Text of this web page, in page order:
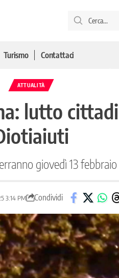
Turismo Contattaci
ATTUALITÀ
lutto
giovedì 13 febbraio
3:14 PM Condividi